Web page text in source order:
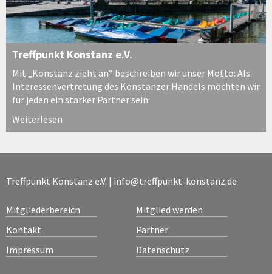
Treffpunkt Konstanz e.V.
Mit „Konstanz zieht an“ beschreiben wir unser Motto: Als
Interessenvertretung des Konstanzer Handels möchten wir
für jeden ein starker Partner sein.
Weiterlesen
Treffpunkt Konstanz e.V. | info@treffpunkt-konstanz.de
Mitgliederbereich
Mitglied werden
Kontakt
Partner
Impressum
Datenschutz